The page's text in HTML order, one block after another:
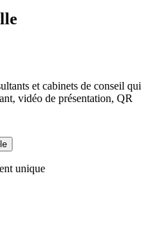
et cabinets de conseil qui
vidéo de présentation, QR
unique